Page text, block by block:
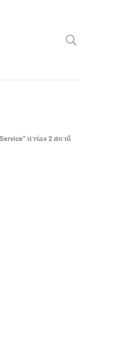
นำร่อง 2 สถานี